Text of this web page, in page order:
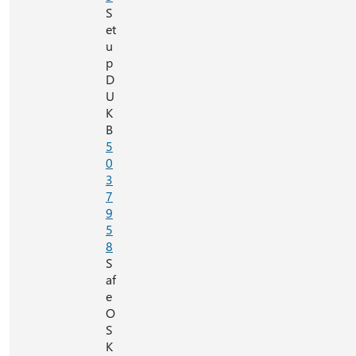
S
et
u
p
D
U
K
B
5
0
3
7
9
5
8
S
af
e
O
S
K